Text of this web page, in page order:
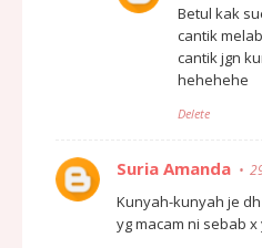
Betul kak
cantik
cantik jgn
hehehehe
Delete
Suria Amanda
Kunyah-kunyah je
yg macam ni sebab